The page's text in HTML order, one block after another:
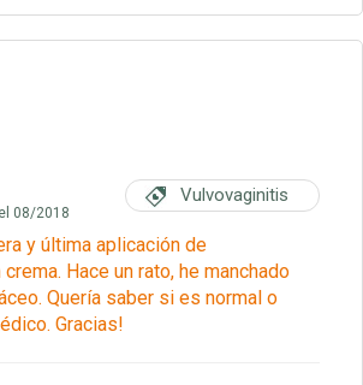
08/2018
Vulvovaginitis
y última aplicación de
Hace un rato, he manchado
Quería saber si es normal o
Gracias!